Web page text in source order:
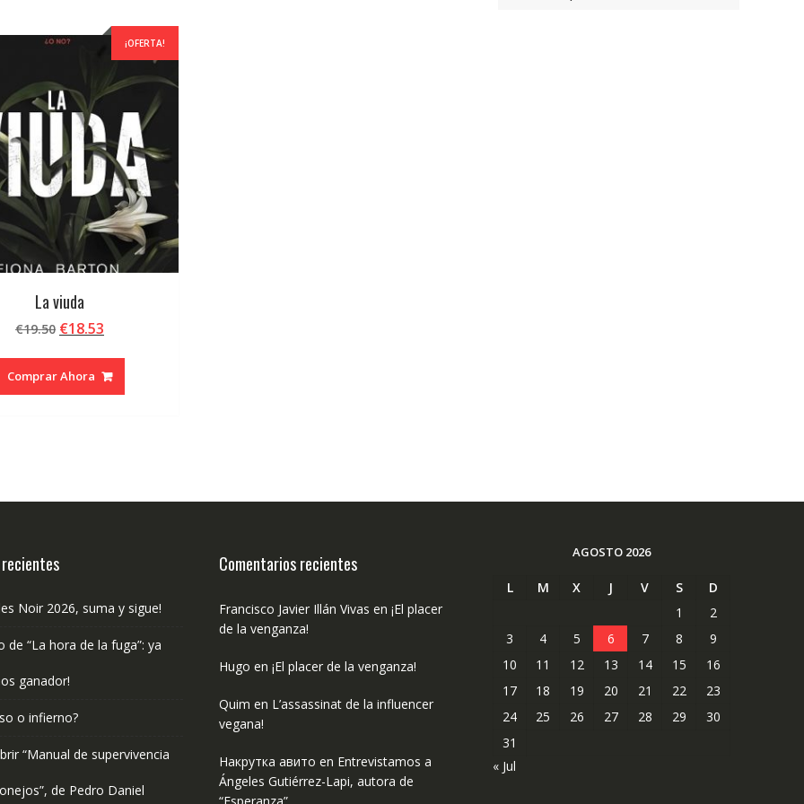
¡OFERTA!
La viuda
€19.50 El
original
era:
€18.53El
actual
es:
Comprar Ahora
Noir 2026, suma y sigue!
de “La hora de la fuga”: ya
ganador!
o infierno?
“Manual de supervivencia
de Pedro Daniel
Comentarios recientes
Francisco Javier Illán Vivas en ¡El placer
de la venganza!
Hugo en ¡El placer de la venganza!
Quim en L’assassinat de la influencer
vegana!
Накрутка авито en Entrevistamos a
Ángeles Gutiérrez-Lapi, autora de
AGOSTO 2026
L M X J V S
D
1
2
3
4 5 6 7 8
9
10
11 12 13 14 15
16
17
18 19 20 21 22
23
24
25 26 27 28 29
30
31
« Jul